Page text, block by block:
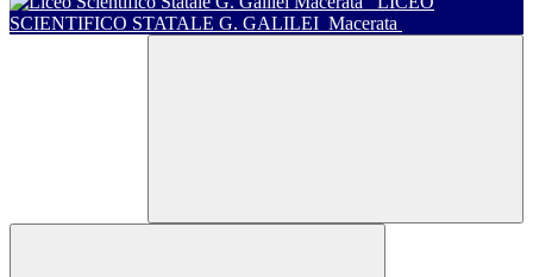
SCIENTIFICO STATALE G. GALILEI Macerata